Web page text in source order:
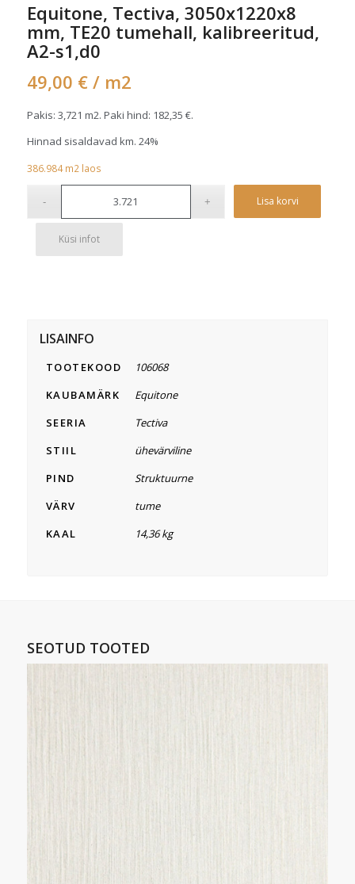
Equitone, Tectiva, 3050x1220x8
mm, TE20 tumehall, kalibreeritud,
A2-s1,d0
49,00 € / m2
Pakis: 3,721 m2. Paki hind: 182,35 €.
Hinnad sisaldavad km. 24%
386.984m2laos
Lisa korvi
Küsi infot
LISAINFO
TOOTEKOOD
106068
KAUBAMÄRK
Equitone
SEERIA
Tectiva
STIIL
ühevärviline
PIND
Struktuurne
VÄRV
tume
KAAL
14,36 kg
SEOTUD TOOTED